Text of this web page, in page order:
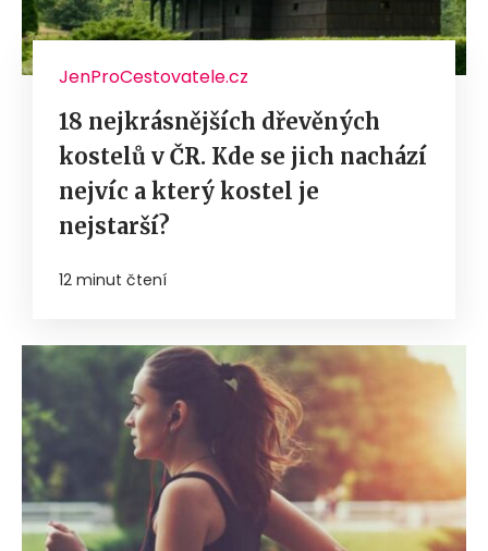
JenProCestovatele.cz
18 nejkrásnějších dřevěných
kostelů v ČR. Kde se jich nachází
nejvíc a který kostel je
nejstarší?
12 minut čtení